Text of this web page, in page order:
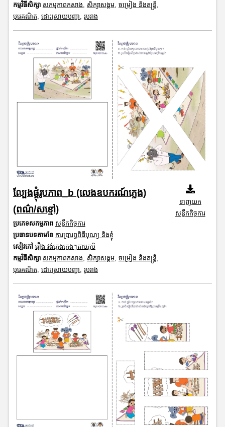
កម្មវិធីសិក្សា សកម្មភាពកសាង សិក្សាសង្គម, ចម្រៀង និងតន្ត្រី
បុរេគណិត ដោះស្រាយបញ្ហា រូបរាង
ល្បែងផ្គុំរូបភាព_b (លេងឧបករណ៍ភ្លេង)
(ពណ៌/សខ្មៅ)
ប្រភេទសកម្មភាព សន្លឹកកិច្ចការ
ប្រធានបទតាមខែ ការប្រារព្ធពិធីបុណ្យ និងខ្ញុំ
សៀវភៅ រឿង វង់ភ្លេងក្មេងៗតាមភូមិ
កម្មវិធីសិក្សា សកម្មភាពកសាង សិក្សាសង្គម, ចម្រៀង និងតន្ត្រី
បុរេគណិត ដោះស្រាយបញ្ហា រូបរាង
ទាញយក
សន្លឹកកិច្ចការ